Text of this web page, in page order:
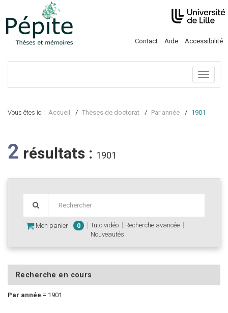
Contact Aide Accessibilité
Menu
Vous êtes ici : Accueil Thèses de doctorat Par année 1901
2 résultats : 1901
Mon panier 0 Tuto vidéo
Recherche avancée
Nouveautés
Recherche en cours
Par année = 1901